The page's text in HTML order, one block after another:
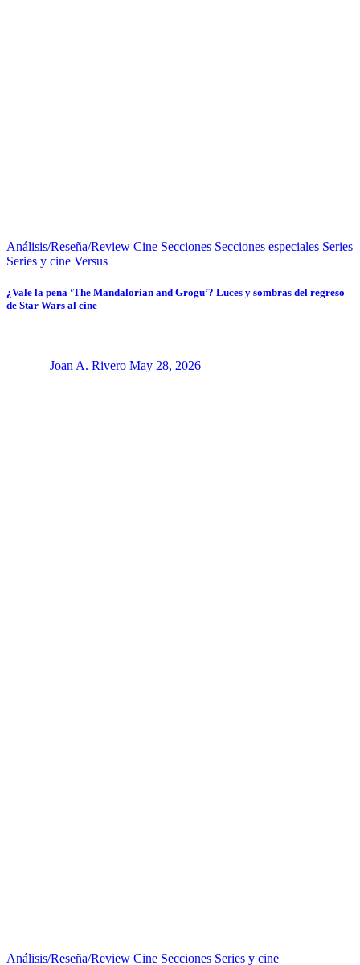
Análisis/Reseña/Review Cine Secciones Secciones especiales Series
Series y cine Versus
¿Vale la pena ‘The Mandalorian and Grogu’? Luces y sombras del regreso
de Star Wars al cine
Joan A. Rivero May 28, 2026
Análisis/Reseña/Review Cine Secciones Series y cine